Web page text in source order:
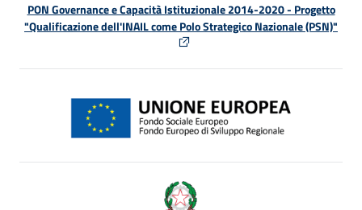
PON Governance e Capacità Istituzionale 2014-2020 - Progetto
"Qualificazione dell'INAIL come Polo Strategico Nazionale (PSN)"